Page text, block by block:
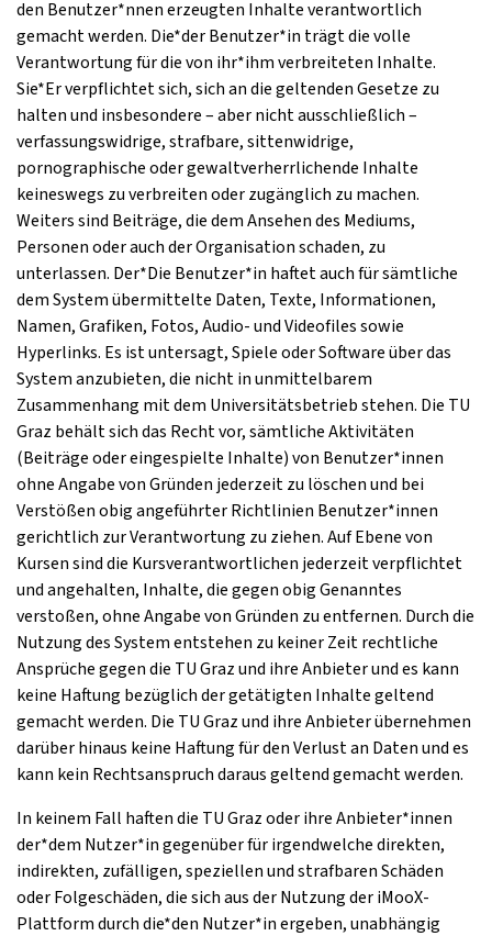
den Benutzer*nnen erzeugten Inhalte verantwortlich
gemacht werden. Die*der Benutzer*in trägt die volle
Verantwortung für die von ihr*ihm verbreiteten Inhalte.
Sie*Er verpflichtet sich, sich an die geltenden Gesetze zu
halten und insbesondere – aber nicht ausschließlich –
verfassungswidrige, strafbare, sittenwidrige,
pornographische oder gewaltverherrlichende Inhalte
keineswegs zu verbreiten oder zugänglich zu machen.
Weiters sind Beiträge, die dem Ansehen des Mediums,
Personen oder auch der Organisation schaden, zu
unterlassen. Der*Die Benutzer*in haftet auch für sämtliche
dem System übermittelte Daten, Texte, Informationen,
Namen, Grafiken, Fotos, Audio- und Videofiles sowie
Hyperlinks. Es ist untersagt, Spiele oder Software über das
System anzubieten, die nicht in unmittelbarem
Zusammenhang mit dem Universitätsbetrieb stehen. Die TU
Graz behält sich das Recht vor, sämtliche Aktivitäten
(Beiträge oder eingespielte Inhalte) von Benutzer*innen
ohne Angabe von Gründen jederzeit zu löschen und bei
Verstößen obig angeführter Richtlinien Benutzer*innen
gerichtlich zur Verantwortung zu ziehen. Auf Ebene von
Kursen sind die Kursverantwortlichen jederzeit verpflichtet
und angehalten, Inhalte, die gegen obig Genanntes
verstoßen, ohne Angabe von Gründen zu entfernen. Durch die
Nutzung des System entstehen zu keiner Zeit rechtliche
Ansprüche gegen die TU Graz und ihre Anbieter und es kann
keine Haftung bezüglich der getätigten Inhalte geltend
gemacht werden. Die TU Graz und ihre Anbieter übernehmen
darüber hinaus keine Haftung für den Verlust an Daten und es
kann kein Rechtsanspruch daraus geltend gemacht werden.
In keinem Fall haften die TU Graz oder ihre Anbieter*innen
der*dem Nutzer*in gegenüber für irgendwelche direkten,
indirekten, zufälligen, speziellen und strafbaren Schäden
oder Folgeschäden, die sich aus der Nutzung der iMooX-
Plattform durch die*den Nutzer*in ergeben, unabhängig